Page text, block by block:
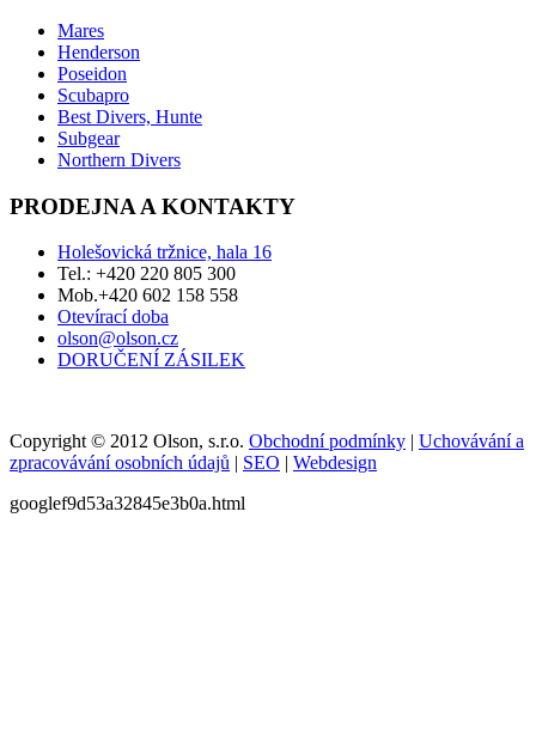
Mares
Henderson
Poseidon
Scubapro
Best Divers, Hunte
Subgear
Northern Divers
PRODEJNA A KONTAKTY
Holešovická tržnice, hala 16
Tel.: +420 220 805 300
Mob.+420 602 158 558
Otevírací doba
olson@olson.cz
DORUČENÍ ZÁSILEK
Copyright © 2012 Olson, s.r.o. Obchodní podmínky | Uchovávání a
zpracovávání osobních údajů | SEO | Webdesign
googlef9d53a32845e3b0a.html